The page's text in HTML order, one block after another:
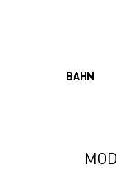
BAHN
MOD